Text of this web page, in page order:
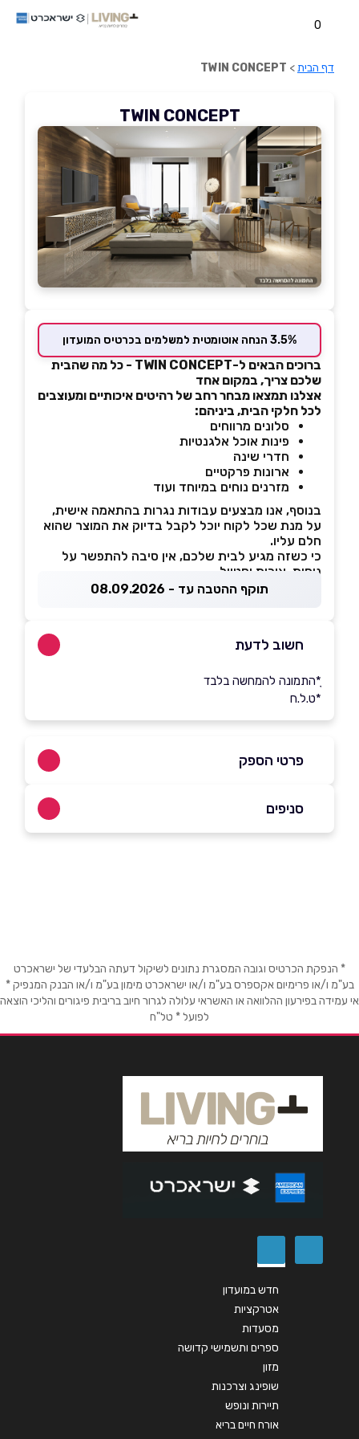
0
דף הבית>
TWIN CONCEPT
TWIN CONCEPT
3.5% הנחה אוטומטית למשלמים בכרטיס המועדון
ברוכים הבאים ל-TWIN CONCEPT - כל מה שהבית
שלכם צריך, במקום אחד
אצלנו תמצאו מבחר רחב של רהיטים איכותיים ומעוצבים
לכל חלקי הבית, ביניהם:
סלונים מרווחים
פינות אוכל אלגנטיות
חדרי שינה
ארונות פרקטיים
מזרנים נוחים במיוחד ועוד
בנוסף, אנו מבצעים עבודות נגרות בהתאמה אישית,
על מנת שכל לקוח יוכל לקבל בדיוק את המוצר שהוא
חלם עליו.
כי כשזה מגיע לבית שלכם, אין סיבה להתפשר על
נוחות, איכות וסטייל.
תוקף ההטבה עד - 08.09.2026
חשוב לדעת
ָ*התמונה להמחשה בלבד
*ט.ל.ח
פרטי הספק
באינסטגרם
טלפון*
אנא חזרו אלי בקשר ל...
סניפים
* הנפקת הכרטיס וגובה המסגרת נתונים לשיקול דעתה הבלעדי של ישראכרט
בע"מ ו/או פרימיום אקספרס בע"מ ו/או ישראכרט מימון בע"מ ו/או הבנק המנפיק *
אי עמידה בפירעון ההלוואה או האשראי עלולה לגרור חיוב בריבית פיגורים והליכי הוצאה
לפועל * טל"ח
חדש במועדון
אטרקציות
מסעדות
ספרים ותשמישי קדושה
מזון
שופינג וצרכנות
תיירות ונופש
אורח חיים בריא